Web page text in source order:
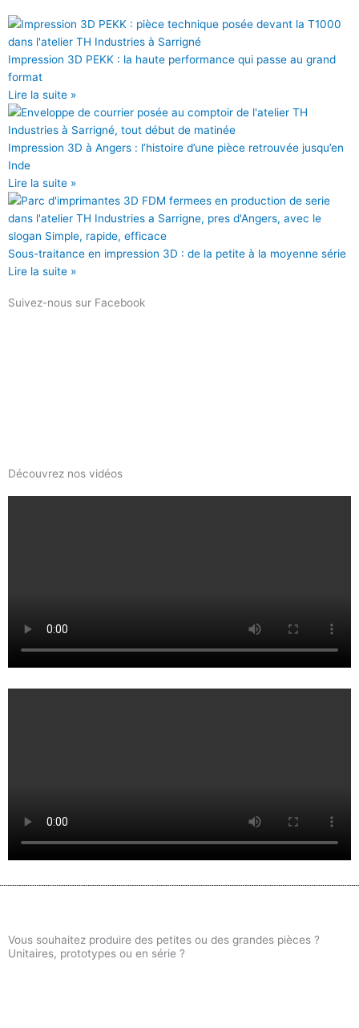
b
o
o
k
t
e
r
u
b
e
u
m
Impression 3D PEKK : la haute performance qui passe au grand
format
Lire la suite »
Impression 3D à Angers : l’histoire d’une pièce retrouvée jusqu’en
Inde
Lire la suite »
Sous-traitance en impression 3D : de la petite à la moyenne série
Lire la suite »
Suivez-nous sur Facebook
Découvrez nos vidéos
Vous souhaitez produire des petites ou des grandes pièces ?
Unitaires, prototypes ou en série ?